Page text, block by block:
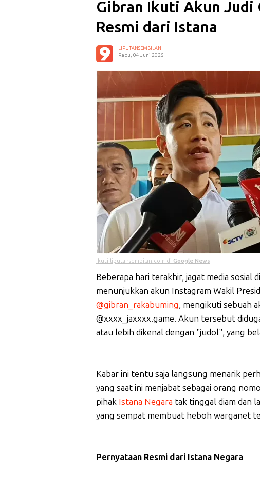
Gibran Ikuti Akun
Resmi dari Istana
LIPUTANSEMBILAN
Rabu, 04 Juni 2025
Ikuti liputansembilan.com di Google News
Beberapa hari terakhir, jagat media sosial
menunjukkan akun Instagram Wakil
@gibran_rakabuming, mengikuti sebuah
@xxxx_jaxxxx.game. Akun tersebut
atau lebih dikenal dengan "judol", yang
Kabar ini tentu saja langsung menarik
yang saat ini menjabat sebagai orang
pihak Istana Negara tak tinggal diam dan
yang sempat membuat heboh warganet
Pernyataan Resmi dari Istana Negara